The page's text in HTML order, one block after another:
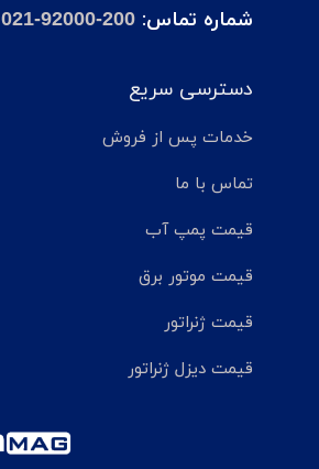
شماره تماس: 021-92000-200
دسترسی سریع
خدمات پس از فروش
تماس با ما
قیمت پمپ آب
قیمت موتور برق
قیمت ژنراتور
قیمت دیزل ژنراتور